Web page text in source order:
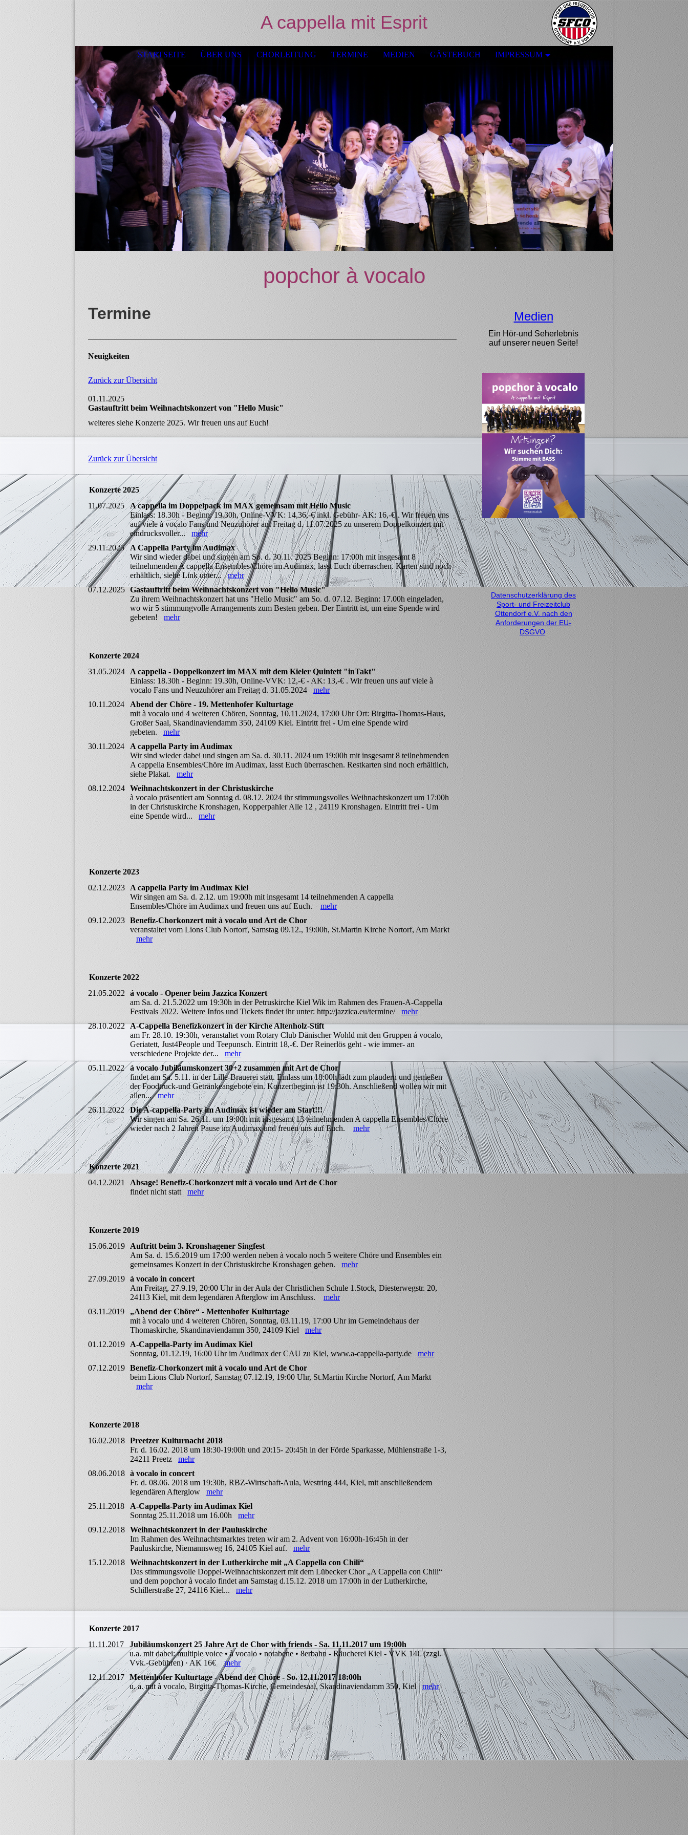
A cappella mit Esprit
STARTSEITE ÜBER UNS CHORLEITUNG TERMINE MEDIEN GÄSTEBUCH IMPRESSUM
popchor à vocalo
Termine
Neuigkeiten
Zurück zur Übersicht
01.11.2025
Gastauftritt beim Weihnachtskonzert von "Hello Music"
weiteres siehe Konzerte 2025. Wir freuen uns auf Euch!
Zurück zur Übersicht
Konzerte 2025
11.07.2025
A cappella im Doppelpack im MAX gemeinsam mit Hello Music
Einlass: 18.30h - Beginn: 19.30h, Online-VVK: 14,36,-€ inkl. Gebühr- AK: 16,-€ . Wir freuen uns
auf viele à vocalo Fans und Neuzuhörer am Freitag d. 11.07.2025 zu unserem Doppelkonzert mit
eindrucksvoller... mehr
29.11.2025
A Cappella Party im Audimax
Wir sind wieder dabei und singen am So. d. 30.11. 2025 Beginn: 17:00h mit insgesamt 8
teilnehmenden A cappella Ensembles/Chöre im Audimax, lasst Euch überraschen. Karten sind noch
erhältlich, siehe Link unter...mehr
07.12.2025 Gastauftritt beim Weihnachtskonzert von "Hello Music"
Zu ihrem Weihnachtskonzert hat uns "Hello Music" am So. d. 07.12. Beginn: 17.00h eingeladen,
wo wir 5 stimmungvolle Arrangements zum Besten geben. Der Eintritt ist, um eine Spende wird
gebeten! mehr
Konzerte 2024
31.05.2024
A cappella - Doppelkonzert im MAX mit dem Kieler Quintett "inTakt"
Einlass: 18.30h - Beginn: 19.30h, Online-VVK: 12,-€ - AK: 13,-€ . Wir freuen uns auf viele à
vocalo Fans und Neuzuhörer am Freitag d. 31.05.2024 mehr
10.11.2024
Abend der Chöre - 19. Mettenhofer Kulturtage
mit à vocalo und 4 weiteren Chören, Sonntag, 10.11.2024, 17:00 Uhr Ort: Birgitta-Thomas-Haus,
Großer Saal, Skandinaviendamm 350, 24109 Kiel. Eintritt frei - Um eine Spende wird
gebeten. mehr
30.11.2024
A cappella Party im Audimax
Wir sind wieder dabei und singen am Sa. d. 30.11. 2024 um 19:00h mit insgesamt 8 teilnehmenden
A cappella Ensembles/Chöre im Audimax, lasst Euch überraschen. Restkarten sind noch erhältlich,
siehe Plakat. mehr
08.12.2024 Weihnachtskonzert in der Christuskirche
à vocalo präsentiert am Sonntag d. 08.12. 2024 ihr stimmungsvolles Weihnachtskonzert um 17:00h
in der Christuskirche Kronshagen, Kopperpahler Alle 12 , 24119 Kronshagen. Eintritt frei - Um
eine Spende wird... mehr
Konzerte 2023
02.12.2023
A cappella Party im Audimax Kiel
Wir singen am Sa. d. 2.12. um 19:00h mit insgesamt 14 teilnehmenden A cappella
Ensembles/Chöre im Audimax und freuen uns auf Euch. mehr
09.12.2023 Benefiz-Chorkonzert mit à vocalo und Art de Chor
veranstaltet vom Lions Club Nortorf, Samstag 09.12., 19:00h, St.Martin Kirche Nortorf, Am Markt
mehr
Konzerte 2022
21.05.2022
á vocalo - Opener beim Jazzica Konzert
am Sa. d. 21.5.2022 um 19:30h in der Petruskirche Kiel Wik im Rahmen des Frauen-A-Cappella
Festivals 2022. Weitere Infos und Tickets findet ihr unter: http://jazzica.eu/termine/ mehr
28.10.2022 A-Cappella Benefizkonzert in der Kirche Altenholz-Stift
am Fr. 28.10. 19:30h, veranstaltet vom Rotary Club Dänischer Wohld mit den Gruppen á vocalo,
Geriatett, Just4People und Teepunsch. Eintritt 18,-€. Der Reinerlös geht - wie immer- an
verschiedene Projekte der... mehr
05.11.2022
á vocalo Jubiläumskonzert 30+2 zusammen mit Art de Chor
findet am Sa. 5.11. in der Lille-Brauerei statt. Einlass um 18:00h lädt zum plaudern und genießen
der Foodtruck-und Getränkeangebote ein. Konzertbeginn ist 19:30h. Anschließend wollen wir mit
allen...mehr
26.11.2022
Die A-cappella-Party im Audimax ist wieder am Start!!!
Wir singen am Sa. 26.11. um 19:00h mit insgesamt 13 teilnehmenden A cappella Ensembles/Chöre
wieder nach 2 Jahren Pause im Audimax und freuen uns auf Euch.mehr
Konzerte 2021
04.12.2021
Absage! Benefiz-Chorkonzert mit à vocalo und Art de Chor
findet nicht statt mehr
Konzerte 2019
15.06.2019
Auftritt beim 3. Kronshagener Singfest
Am Sa. d. 15.6.2019 um 17:00 werden neben à vocalo noch 5 weitere Chöre und Ensembles ein
gemeinsames Konzert in der Christuskirche Kronshagen geben. mehr
27.09.2019 à vocalo in concert
Am Freitag, 27.9.19, 20:00 Uhr in der Aula der Christlichen Schule 1.Stock, Diesterwegstr. 20,
24113 Kiel, mit dem legendären Afterglow im Anschluss. mehr
03.11.2019
„Abend der Chöre“ - Mettenhofer Kulturtage
mit à vocalo und 4 weiteren Chören, Sonntag, 03.11.19, 17:00 Uhr im Gemeindehaus der
Thomaskirche, Skandinaviendamm 350, 24109 Kiel mehr
01.12.2019
A-Cappella-Party im Audimax Kiel
Sonntag, 01.12.19, 16:00 Uhr im Audimax der CAU zu Kiel, www.a-cappella-party.de mehr
07.12.2019 Benefiz-Chorkonzert mit à vocalo und Art de Chor
beim Lions Club Nortorf, Samstag 07.12.19, 19:00 Uhr, St.Martin Kirche Nortorf, Am Markt
mehr
Konzerte 2018
16.02.2018 Preetzer Kulturnacht 2018
Fr. d. 16.02. 2018 um 18:30-19:00h und 20:15- 20:45h in der Förde Sparkasse, Mühlenstraße 1-3,
24211 Preetz mehr
08.06.2018 à vocalo in concert
Fr. d. 08.06. 2018 um 19:30h, RBZ-Wirtschaft-Aula, Westring 444, Kiel, mit anschließendem
legendären Afterglow mehr
25.11.2018
A-Cappella-Party im Audimax Kiel
Sonntag 25.11.2018 um 16.00h mehr
09.12.2018 Weihnachtskonzert in der Pauluskirche
Im Rahmen des Weihnachtsmarktes treten wir am 2. Advent von 16:00h-16:45h in der
Pauluskirche, Niemannsweg 16, 24105 Kiel auf. mehr
15.12.2018 Weihnachtskonzert in der Lutherkirche mit „A Cappella con Chili“
Das stimmungsvolle Doppel-Weihnachtskonzert mit dem Lübecker Chor „A Cappella con Chili“
und dem popchor à vocalo findet am Samstag d.15.12. 2018 um 17:00h in der Lutherkirche,
Schillerstraße 27, 24116 Kiel... mehr
Konzerte 2017
11.11.2017
Jubiläumskonzert 25 Jahre Art de Chor with friends - Sa. 11.11.2017 um 19:00h
u.a. mit dabei: multiple voice • à vocalo • notabene • 8erbahn - Räucherei Kiel - VVK 14€ (zzgl.
Vvk.-Gebühren) · AK 16€mehr
12.11.2017 Mettenhofer Kulturtage - Abend der Chöre - So. 12.11.2017 18:00h
u. a. mit à vocalo, Birgitta-Thomas-Kirche, Gemeindesaal, Skandinaviendamm 350, Kielmehr
Medien
Ein Hör-und Seherlebnis
auf unserer neuen Seite!
Datenschutzerklärung des
Sport- und Freizeitclub
Ottendorf e.V. nach den
Anforderungen der EU-
DSGVO